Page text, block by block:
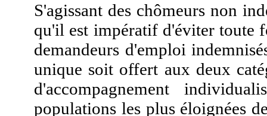
S'agissant des chômeurs non
qu'il est impératif d'éviter toute
demandeurs d'emploi
unique soit offert aux deux
d'accompagnement
populations les plus éloignées